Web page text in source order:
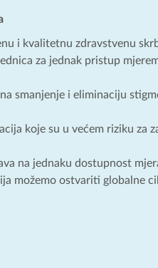
i kvalitetnu zdravstvenu
za jednak pristup
smanjenje i eliminaciju
koje su u većem riziku za
na jednaku dostupnost
možemo ostvariti globalne